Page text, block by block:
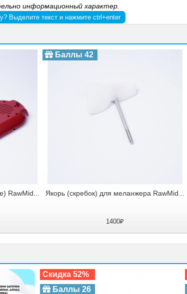
информационный характер.
Выделите текст и нажмите ctrl+enter
RawMid... Якорь (скребок) для меланжера RawMid...
1400₽
Баллы 42
Скидка 52%
Баллы 26